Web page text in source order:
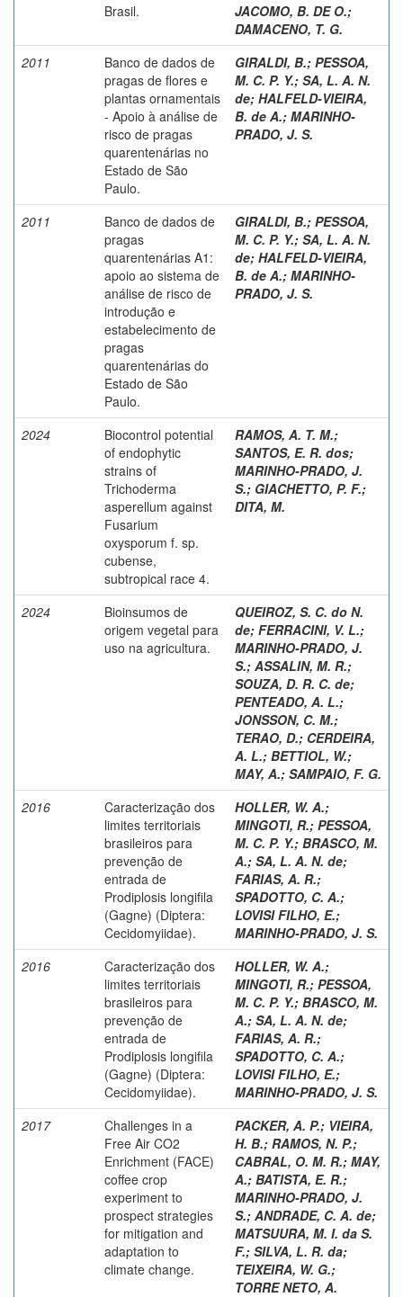
Brasil.
JACOMO, B. DE O.;
DAMACENO, T. G.
2011
Banco de dados de
pragas de flores e
plantas ornamentais
- Apoio à análise de
risco de pragas
quarentenárias no
Estado de São
Paulo.
GIRALDI, B.; PESSOA,
M. C. P. Y.; SA, L. A. N.
de; HALFELD-VIEIRA,
B. de A.; MARINHO-
PRADO, J. S.
2011
Banco de dados de
pragas
quarentenárias A1:
apoio ao sistema de
análise de risco de
introdução e
estabelecimento de
pragas
quarentenárias do
Estado de São
Paulo.
GIRALDI, B.; PESSOA,
M. C. P. Y.; SA, L. A. N.
de; HALFELD-VIEIRA,
B. de A.; MARINHO-
PRADO, J. S.
2024
Biocontrol potential
of endophytic
strains of
Trichoderma
asperellum against
Fusarium
oxysporum f. sp.
cubense,
subtropical race 4.
RAMOS, A. T. M.;
SANTOS, E. R. dos;
MARINHO-PRADO, J.
S.; GIACHETTO, P. F.;
DITA, M.
2024
Bioinsumos de
origem vegetal para
uso na agricultura.
QUEIROZ, S. C. do N.
de; FERRACINI, V. L.;
MARINHO-PRADO, J.
S.; ASSALIN, M. R.;
SOUZA, D. R. C. de;
PENTEADO, A. L.;
JONSSON, C. M.;
TERAO, D.; CERDEIRA,
A. L.; BETTIOL, W.;
MAY, A.; SAMPAIO, F. G.
2016
Caracterização dos
limites territoriais
brasileiros para
prevenção de
entrada de
Prodiplosis longifila
(Gagne) (Diptera:
Cecidomyiidae).
HOLLER, W. A.;
MINGOTI, R.; PESSOA,
M. C. P. Y.; BRASCO, M.
A.; SA, L. A. N. de;
FARIAS, A. R.;
SPADOTTO, C. A.;
LOVISI FILHO, E.;
MARINHO-PRADO, J. S.
2016
Caracterização dos
limites territoriais
brasileiros para
prevenção de
entrada de
Prodiplosis longifila
(Gagne) (Diptera:
Cecidomyiidae).
HOLLER, W. A.;
MINGOTI, R.; PESSOA,
M. C. P. Y.; BRASCO, M.
A.; SA, L. A. N. de;
FARIAS, A. R.;
SPADOTTO, C. A.;
LOVISI FILHO, E.;
MARINHO-PRADO, J. S.
2017
Challenges in a
Free Air CO2
Enrichment (FACE)
coffee crop
experiment to
prospect strategies
for mitigation and
adaptation to
climate change.
PACKER, A. P.; VIEIRA,
H. B.; RAMOS, N. P.;
CABRAL, O. M. R.; MAY,
A.; BATISTA, E. R.;
MARINHO-PRADO, J.
S.; ANDRADE, C. A. de;
MATSUURA, M. I. da S.
F.; SILVA, L. R. da;
TEIXEIRA, W. G.;
TORRE NETO, A.